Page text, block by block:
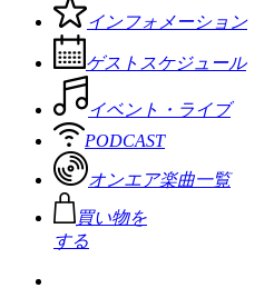
インフォメーション
ゲストスケジュール
イベント・ライブ
PODCAST
オンエア楽曲一覧
買い物を
する